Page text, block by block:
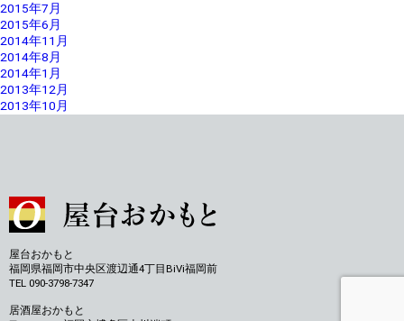
2015年7月
2015年6月
2014年11月
2014年8月
2014年1月
2013年12月
2013年10月
屋台おかもと
福岡県福岡市中央区渡辺通4丁目BiVi福岡前
TEL 090-3798-7347
居酒屋おかもと